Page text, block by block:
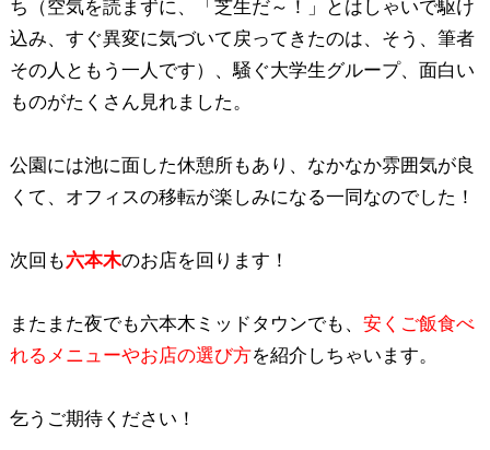
ち（空気を読まずに、「芝生だ～！」とはしゃいで駆け
込み、すぐ異変に気づいて戻ってきたのは、そう、筆者
その人ともう一人です）、騒ぐ大学生グループ、面白い
ものがたくさん見れました。
公園には池に面した休憩所もあり、なかなか雰囲気が良
くて、オフィスの移転が楽しみになる一同なのでした！
次回も六本木のお店を回ります！
またまた夜でも六本木ミッドタウンでも、 安くご飯食べ
れるメニューやお店の選び方を紹介しちゃいます。
乞うご期待ください！